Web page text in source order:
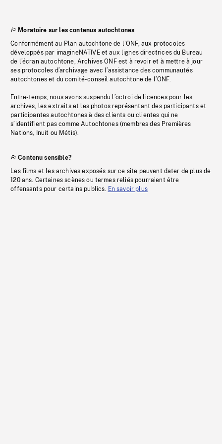
Moratoire sur les contenus autochtones
Conformément au Plan autochtone de l’ONF, aux protocoles
développés par imagineNATIVE et aux lignes directrices du Bureau
de l’écran autochtone, Archives ONF est à revoir et à mettre à jour
ses protocoles d’archivage avec l’assistance des communautés
autochtones et du comité-conseil autochtone de l’ONF.
Entre-temps, nous avons suspendu l’octroi de licences pour les
archives, les extraits et les photos représentant des participants et
participantes autochtones à des clients ou clientes qui ne
s’identifient pas comme Autochtones (membres des Premières
Nations, Inuit ou Métis).
Contenu sensible?
Les films et les archives exposés sur ce site peuvent dater de plus de
120 ans. Certaines scènes ou termes reliés pourraient être
offensants pour certains publics. En savoir plus